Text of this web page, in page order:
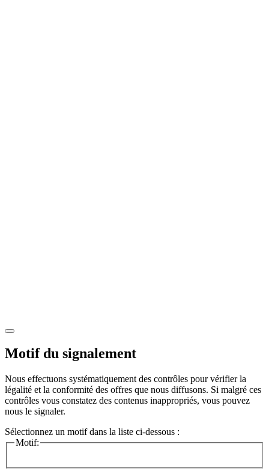
Motif du signalement
Nous effectuons systématiquement des contrôles pour vérifier la
légalité et la conformité des offres que nous diffusons. Si malgré ces
contrôles vous constatez des contenus inappropriés, vous pouvez
nous le signaler.
Sélectionnez un motif dans la liste ci-dessous :
Motif: